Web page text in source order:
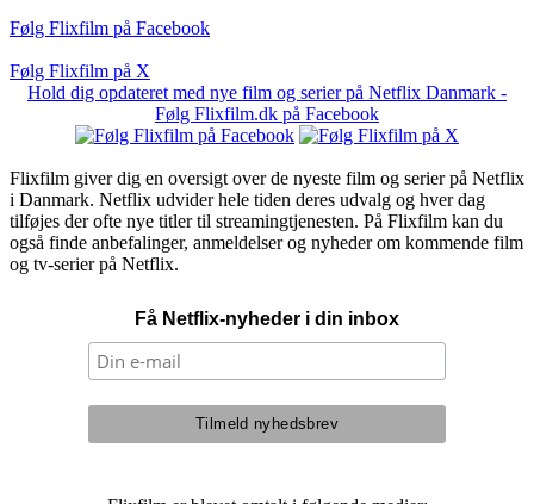
Følg Flixfilm på Facebook
Følg Flixfilm på X
Hold dig opdateret med nye film og serier på Netflix Danmark -
Følg Flixfilm.dk på Facebook
Flixfilm giver dig en oversigt over de nyeste film og serier på Netflix
i Danmark. Netflix udvider hele tiden deres udvalg og hver dag
tilføjes der ofte nye titler til streamingtjenesten. På Flixfilm kan du
også finde anbefalinger, anmeldelser og nyheder om kommende film
og tv-serier på Netflix.
Få Netflix-nyheder i din inbox